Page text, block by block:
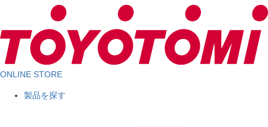
ONLINE STORE
製品を探す